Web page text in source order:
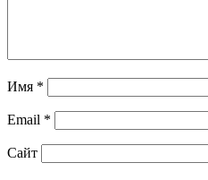
Имя *
Email *
Сайт